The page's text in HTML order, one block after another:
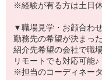
※経験が有る方は土日
▼職場見学・お顔合わ
勤務先の希望が決まっ
紹介先希望の会社で職
リモートでも対応可能♪
※担当のコーディネー